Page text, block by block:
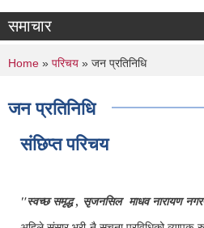
समाचार
You are here
Home » परिचय » जन प्रतिनिधि
जन प्रतिनिधि
संछिप्त परिचय
"स्वच्छ समृद्ध , सृजनसिल माधव नारायण